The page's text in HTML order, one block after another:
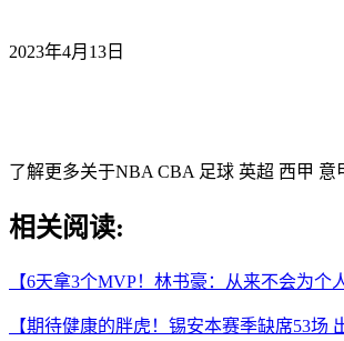
2023年4月13日
了解更多关于NBA CBA 足球 英超 西甲 意
相关阅读:
【6天拿3个MVP！林书豪：从来不会为个
【期待健康的胖虎！锡安本赛季缺席53场